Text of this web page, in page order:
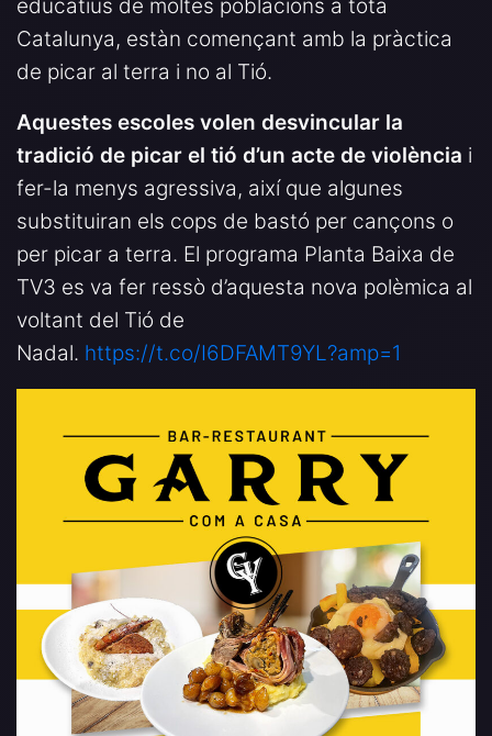
educatius de moltes poblacions a tota
Catalunya, estàn començant amb la pràctica
de picar al terra i no al Tió.
Aquestes escoles volen desvincular la
tradició de picar el tió d’un acte de violència i
fer-la menys agressiva, així que algunes
substituiran els cops de bastó per cançons o
per picar a terra. El programa Planta Baixa de
TV3 es va fer ressò d’aquesta nova polèmica al
voltant del Tió de
Nadal. https://t.co/I6DFAMT9YL?amp=1